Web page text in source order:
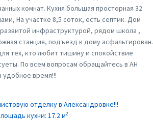
комнат. Кухня большая просторная 32
На участке 8,5 соток, есть септик. Дом
инфраструктурой, рядом школа ,
станция, подъезд к дому асфальтирован.
тех, кто любит тишину и спокойствие
По всем вопросам обращайтесь в АН
удобное время!!!
кухни: 17.2 м2